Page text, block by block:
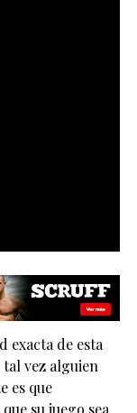
exacta de esta
vez alguien
es que
su juego sea